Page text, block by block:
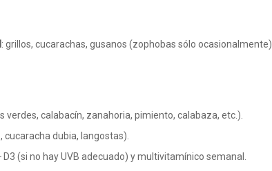
: grillos, cucarachas, gusanos (zophobas sólo ocasionalmente).
verdes, calabacín, zanahoria, pimiento, calabaza, etc.).
cucaracha dubia, langostas).
D3 (si no hay UVB adecuado) y multivitamínico semanal.